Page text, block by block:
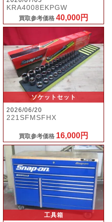
KRA4008EKPGW
買取参考価格40,000円
ソケットセット
2026/06/20
221SFMSFHX
買取参考価格 16,000円
工具箱